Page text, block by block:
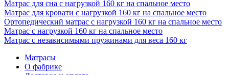
Матрас для сна с нагрузкой 160 кг на спальное место
Матрас для кровати с нагрузкой 160 кг на спальное место
Ортопедический матрас с нагрузкой 160 кг на спальное место
Матрас с нагрузкой 160 кг на спальное место
Матрас с независимыми пружинами для веса 160 кг
Матрасы
О фабрике